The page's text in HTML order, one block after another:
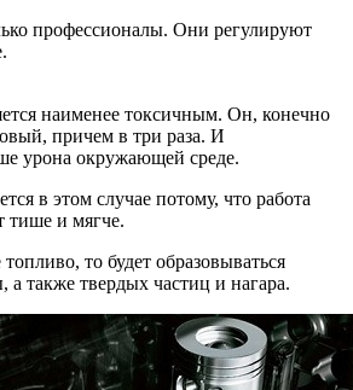
профессионалы. Они регулируют
наименее токсичным. Он, конечно
причем в три раза. И
урона окружающей среде.
в этом случае потому, что работа
тише и мягче.
топливо, то будет образовываться
также твердых частиц и нагара.